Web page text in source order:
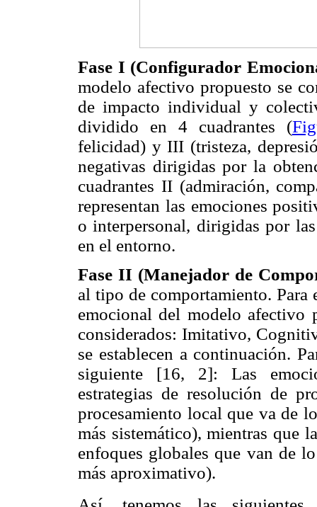
Fase I (Configurador
modelo afectivo propuesto se
de impacto individual y
dividido en 4 cuadrantes (
felicidad) y III (tristeza,
negativas dirigidas por la
cuadrantes II (admiración,
representan las emociones
o interpersonal, dirigidas por
en el entorno.
Fase II (Manejador de
al tipo de comportamiento. Para
emocional del modelo afectivo
considerados: Imitativo,
se establecen a continuación.
siguiente [16, 2]: Las
estrategias de resolución de
procesamiento local que va de
más sistemático), mientras que
enfoques globales que van de
más aproximativo).